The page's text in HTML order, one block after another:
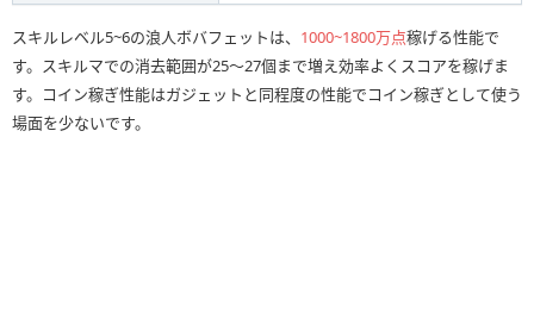
スキルレベル5~6の浪人ボバフェットは、 1000~1800万点稼げる性能で
す。スキルマでの消去範囲が25〜27個まで増え効率よくスコアを稼げま
す。コイン稼ぎ性能はガジェットと同程度の性能でコイン稼ぎとして使う
場面を少ないです。